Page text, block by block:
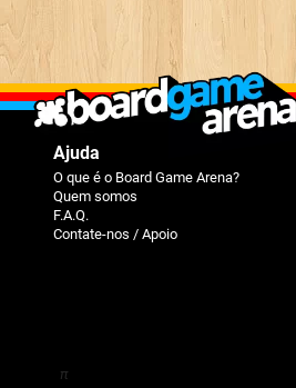
Ajuda
O que é o Board Game Arena?
Quem somos
F.A.Q.
Contate-nos / Apoio
π